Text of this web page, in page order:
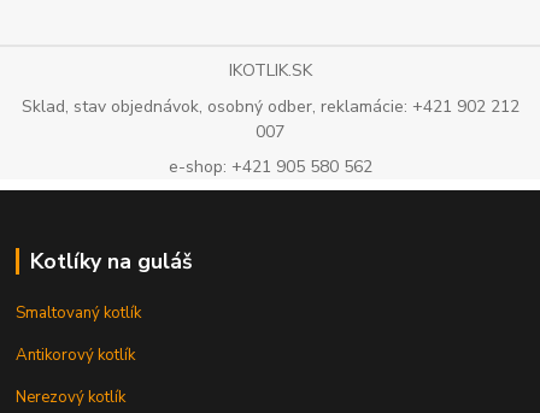
IKOTLIK.SK
Sklad, stav objednávok, osobný odber, reklamácie: +421 902 212
007
e-shop: +421 905 580 562
Kotlíky na guláš
Smaltovaný kotlík
Antikorový kotlík
Nerezový kotlík